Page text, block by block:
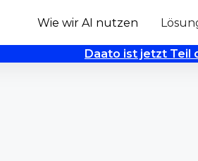
Wie wir AI nutzen
Daato ist jetzt Teil